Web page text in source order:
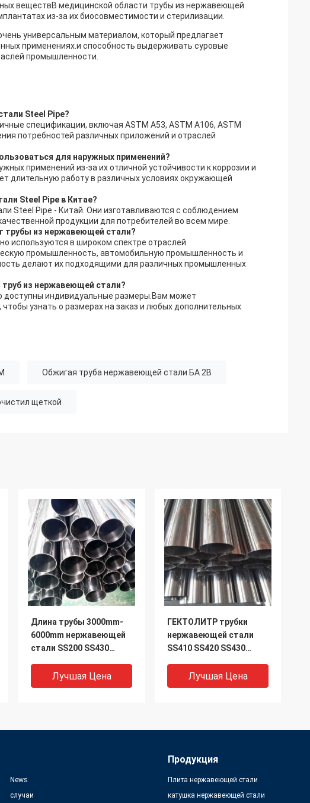
веществВ медицинской области трубы из нержавеющей
из-за их биосовместимости и стерилизации.
универсальным материалом, который предлагает
применениях.и способность выдерживать суровые
промышленности.
Steel Pipe?
спецификации, включая ASTM A53, ASTM A106, ASTM
потребностей различных приложений и отраслей
для наружных применений?
применений из-за их отличной устойчивости к коррозии и
длительную работу в различных условиях окружающей
Steel Pipe в Китае?
Steel Pipe - Китай. Они изготавливаются с соблюдением
продукции для потребителей во всем мире.
трубы из нержавеющей стали?
используются в широком спектре отраслей
промышленность, автомобильную промышленность и
делают их подходящими для различных промышленных
из нержавеющей стали?
доступны индивидуальные размеры.Вам может
узнать о размерах на заказ и любых дополнительных
Обжигая труба нержавеющей стали БА 2B
щеткой
Длина трубы 3000mm-
6000mm нержавеющей
стали SS200 SS430
Лучшая Цена
ГЕКТОЛИТР трубки
нержавеющей стали
SS410 SS420 SS430
A312 TP304
Лучшая Цена
News
случаи
Продукция
Плита нержавеющей стали
катушка нержавеющей стали